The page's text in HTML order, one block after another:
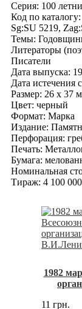
Серия: 100
Код по
Sg:SU 5219,
Темы:
Литераторы
Писатели
Дата выпуска:
Дата истечения
Размер: 26 x 37
Цвет: черный
Формат: Марка
Издание:
Перфорация:
Печать:
Бумага:
Номинальная
Тираж: 4 100 000
1982
11 грн.